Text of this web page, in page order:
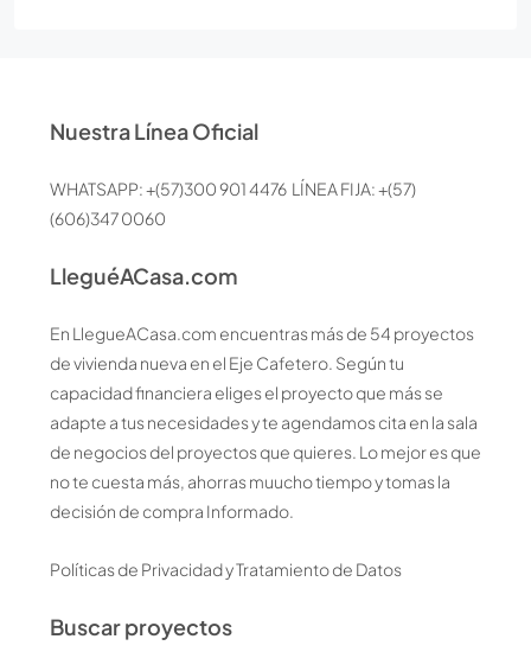
Nuestra Línea Oficial
WHATSAPP: +(57)300 901 4476 LÍNEA FIJA: +(57)
(606)347 0060
LleguéACasa.com
En LlegueACasa.com encuentras más de 54 proyectos
de vivienda nueva en el Eje Cafetero. Según tu
capacidad financiera eliges el proyecto que más se
adapte a tus necesidades y te agendamos cita en la sala
de negocios del proyectos que quieres. Lo mejor es que
no te cuesta más, ahorras muucho tiempo y tomas la
decisión de compra Informado.
Políticas de Privacidad y Tratamiento de Datos
Buscar proyectos